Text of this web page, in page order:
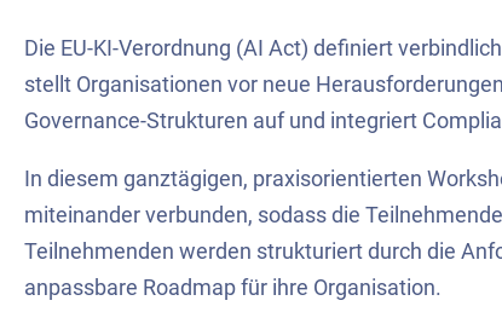
Die EU-KI-Verordnung (AI Act) definiert
stellt Organisationen vor neue
Governance-Strukturen auf und integriert
In diesem ganztägigen, praxisorientierten
miteinander verbunden, sodass die
Teilnehmenden werden strukturiert durch die
anpassbare Roadmap für ihre Organisation.